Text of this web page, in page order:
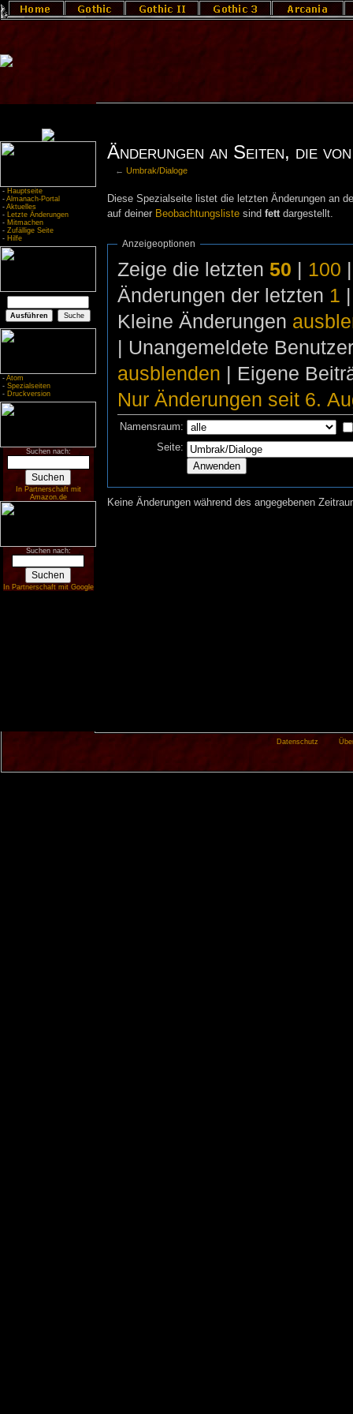
- Hauptseite
- Almanach-Portal
- Aktuelles
- Letzte Änderungen
- Mitmachen
- Zufällige Seite
- Hilfe
- Atom
- Spezialseiten
- Druckversion
Suchen nach:
In Partnerschaft mit
Amazon.de
Suchen nach:
In Partnerschaft mit Google
Änderungen an Seiten, die
←Umbrak/Dialoge
Diese Spezialseite listet die letzten Änderungen an
auf deiner Beobachtungslistesind fettdargestellt.
Anzeigeoptionen
Zeige die letzten 50 | 100
Änderungen der letzten 1
Kleine Änderungen
| Unangemeldete
ausblenden | Eigene
Nur Änderungen seit 6.
Namensraum:
Seite:
Keine Änderungen während des angegebenen
Datenschutz